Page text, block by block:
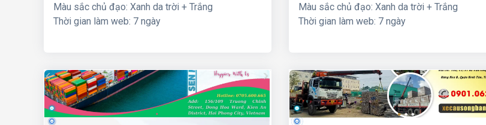
Màu sắc chủ đạo: Xanh da trời + Trắng
Thời gian làm web: 7 ngày
Màu sắc chủ đạo: Xanh da trời + Trắng
Thời gian làm web: 7 ngày